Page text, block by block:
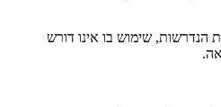
הנדרשות, שימוש בו אינו דורש